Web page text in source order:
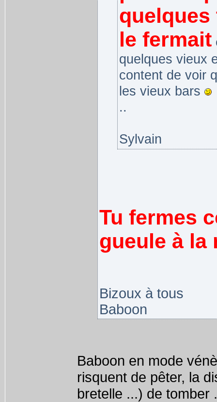
quelques
le fermait
quelques vieux
content de voir
les vieux bars
..
Sylvain
Tu fermes
gueule à la
Bizoux à tous
Baboon
Baboon en mode
risquent de pêter, la
bretelle ...) de